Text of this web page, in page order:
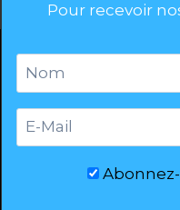
Pour recevoir